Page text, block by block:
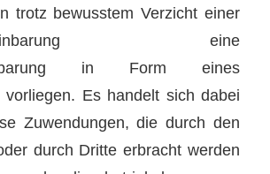
trotz bewusstem Verzicht einer
eine
in Form eines
vorliegen. Es handelt sich dabei
Zuwendungen, die durch den
durch Dritte erbracht werden